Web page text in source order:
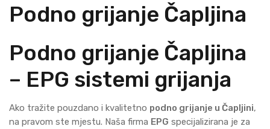
Podno grijanje Čapljina
Podno grijanje Čapljina
– EPG sistemi grijanja
Ako tražite pouzdano i kvalitetno podno grijanje u Čapljini,
na pravom ste mjestu. Naša firma EPG specijalizirana je za